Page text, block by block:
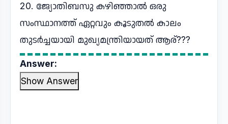
20. ജ്യോതിബസു കഴിഞ്ഞാൽ ഒരു
സംസ്ഥാനത്ത് ഏറ്റവും കൂടുതൽ കാലം
തുടർച്ചയായി മുഖ്യമന്ത്രിയായത് ആര്???
Answer:
Show Answer